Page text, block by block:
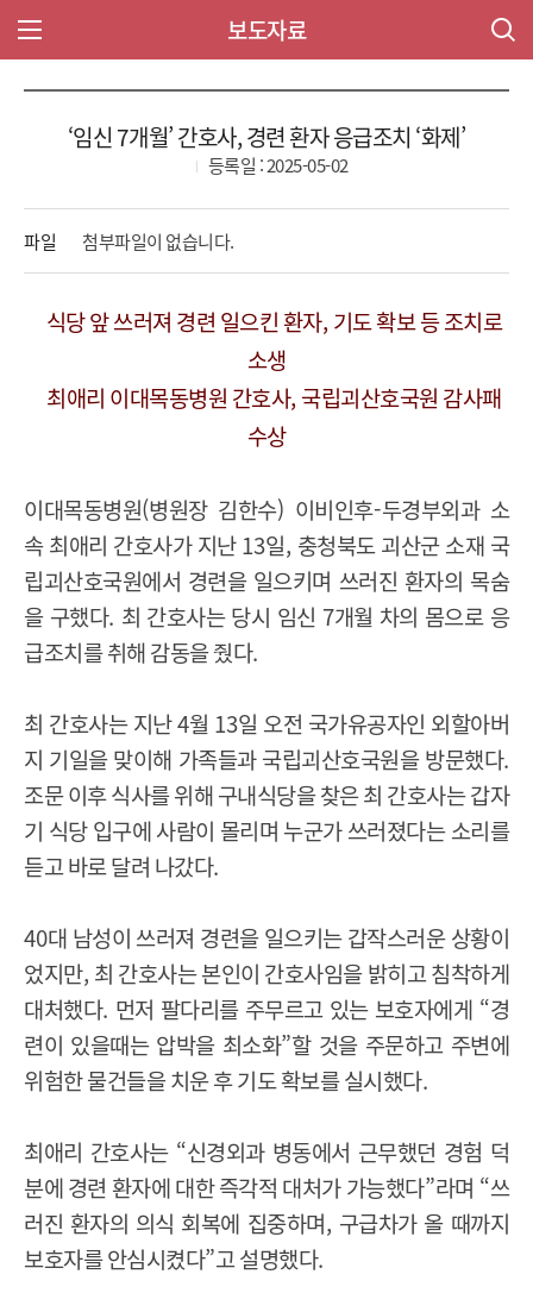
보도자료
‘임신 7개월’ 간호사, 경련 환자 응급조치 ‘화제’
등록일 : 2025-05-02
파일 첨부파일이 없습니다.
식당 앞 쓰러져 경련 일으킨 환자, 기도 확보 등 조치로
소생
최애리 이대목동병원 간호사, 국립괴산호국원 감사패
수상
이대목동병원(병원장 김한수) 이비인후-두경부외과 소
속 최애리 간호사가 지난13일, 충청북도 괴산군 소재 국
립괴산호국원에서 경련을 일으키며 쓰러진 환자의 목숨
을 구했다. 최 간호사는 당시 임신 7개월 차의 몸으로 응
급조치를 취해 감동을 줬다.
최 간호사는 지난4월 13일 오전 국가유공자인 외할아버
지 기일을 맞이해 가족들과 국립괴산호국원을 방문했다.
조문 이후 식사를 위해 구내식당을 찾은 최 간호사는 갑자
기 식당 입구에 사람이 몰리며 누군가 쓰러졌다는 소리를
듣고 바로 달려 나갔다.
40대 남성이 쓰러져 경련을 일으키는 갑작스러운 상황이
었지만, 최 간호사는 본인이 간호사임을 밝히고 침착하게
대처했다. 먼저 팔다리를 주무르고 있는 보호자에게 “경
련이 있을때는 압박을 최소화”할 것을 주문하고 주변에
위험한 물건들을 치운 후 기도 확보를 실시했다.
최애리 간호사는 “신경외과 병동에서 근무했던 경험 덕
분에 경련 환자에 대한 즉각적 대처가 가능했다”라며 “쓰
러진 환자의 의식 회복에 집중하며, 구급차가 올 때까지
보호자를 안심시켰다”고 설명했다.